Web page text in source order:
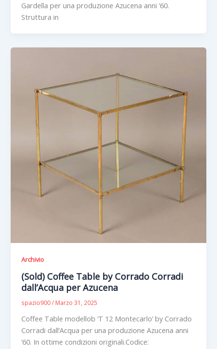
Gardella per una produzione Azucena anni ’60.
Struttura in
Archivio
(Sold) Coffee Table by Corrado Corradi
dall’Acqua per Azucena
spazio900/ Marzo 31, 2025
Coffee Table modellob ‘T 12 Montecarlo’ by Corrado
Corradi dall’Acqua per una produzione Azucena anni
’60. In ottime condizioni originali.Codice: